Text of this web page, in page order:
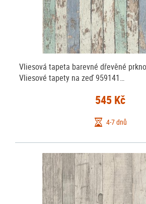
Vliesová tapeta barevné dřevěné
Vliesové tapety na zeď 959141…
545 Kč
4-7 dnů